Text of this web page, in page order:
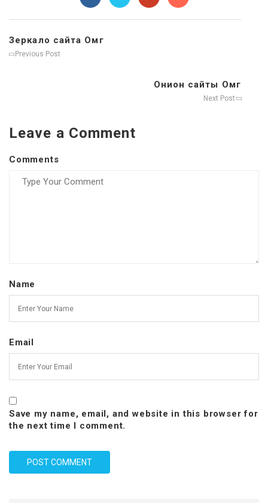
Зеркало сайта Омг
Previous Post
Онион сайты Омг
Next Post
Leave a Comment
Comments
Name
Email
Save my name, email, and website in this browser for
the next time I comment.